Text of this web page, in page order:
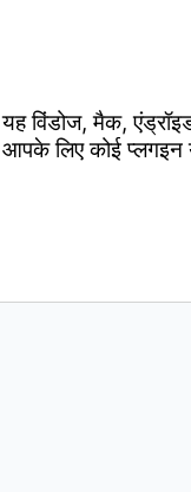
यह विंडोज, मैक,
आपके लिए कोई प्लगइन